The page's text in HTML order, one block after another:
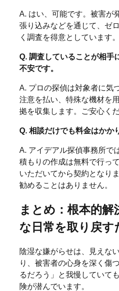
A. はい、可能です。被害が
張り込みなどを通じて、ゼ
く調査を得意としています。
Q. 調査していることが相手
不安です。
A. プロの探偵は対象者に気
注意を払い、特殊な機材を
拠を収集します。ご安心くだ
Q. 相談だけでも料金はかか
A. アイデアル探偵事務所で
積もりの作成は無料で行っ
いただいてから契約となり
勧めることはありません。
まとめ：根本的解
な日常を取り戻す
陰湿な嫌がらせは、見えな
り、被害者の心身を深く傷
るだろう」と我慢していて
険が潜んでいます。